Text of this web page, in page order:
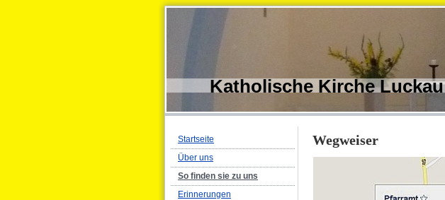
Katholische Kirche Luckau
Startseite
Über uns
So finden sie zu uns
Erinnerungen
Wegweiser